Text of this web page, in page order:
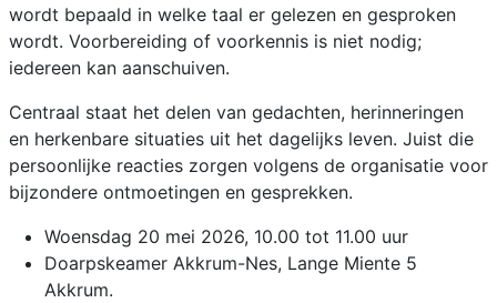
wordt bepaald in welke taal er gelezen en gesproken
wordt. Voorbereiding of voorkennis is niet nodig;
iedereen kan aanschuiven.
Centraal staat het delen van gedachten, herinneringen
en herkenbare situaties uit het dagelijks leven. Juist die
persoonlijke reacties zorgen volgens de organisatie voor
bijzondere ontmoetingen en gesprekken.
Woensdag 20 mei 2026, 10.00 tot 11.00 uur
Doarpskeamer Akkrum-Nes, Lange Miente 5
Akkrum.